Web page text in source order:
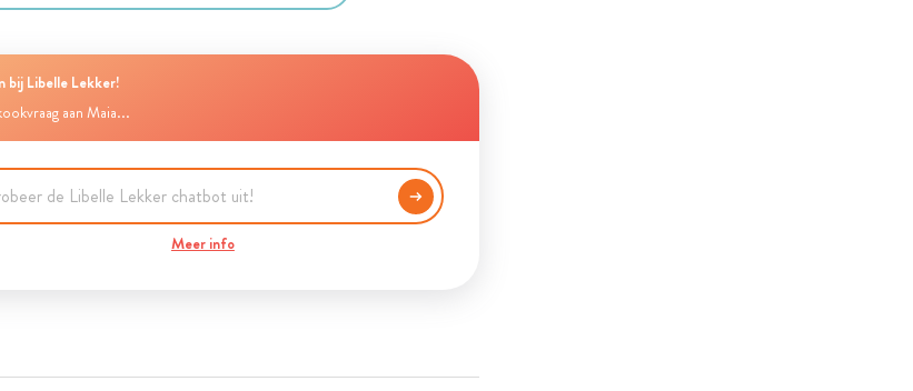
bij Libelle Lekker!
aan Maia...
Meer info